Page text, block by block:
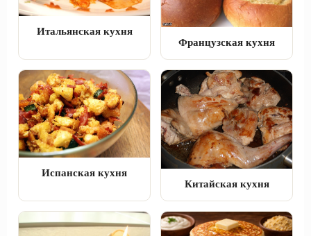
Итальянская кухня
Французская кухня
Испанская кухня
Китайская кухня